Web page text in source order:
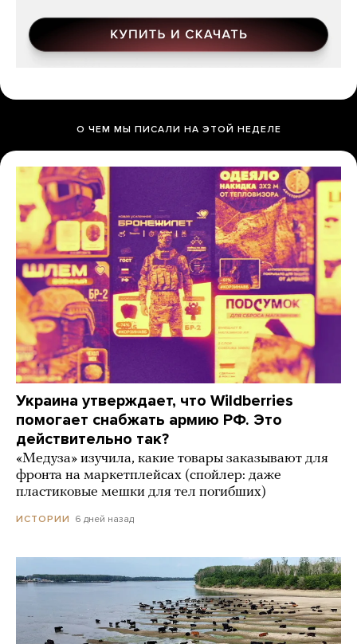
О ЧЕМ МЫ ПИСАЛИ НА ЭТОЙ НЕДЕЛЕ
Украина утверждает, что Wildberries
помогает снабжать армию РФ. Это
действительно так?
«Медуза» изучила, какие товары заказывают для
фронта на маркетплейсах (спойлер: даже
пластиковые мешки для тел погибших)
ИСТОРИИ 6 дней назад